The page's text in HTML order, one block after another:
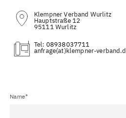
Klempner Verband Wurlitz
Hauptstraße 12
95111 Wurlitz
Tel: 08938037711
(at)
Name*